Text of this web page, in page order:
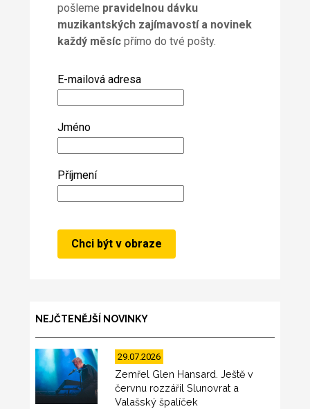
pošleme pravidelnou dávku
muzikantských zajímavostí a novinek
každý měsícpřímo do tvé pošty.
E-mailová adresa
Jméno
Příjmení
NEJČTENĚJŠÍ NOVINKY
29.07.2026
Zemřel Glen Hansard. Ještě v
červnu rozzářil Slunovrat a
Valašský špalíček